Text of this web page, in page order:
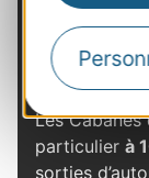
Bois
Un hôtel
Les
particulier à
sorties